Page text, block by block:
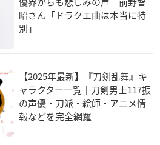
昭さん「ドラクエ曲は本当に特
別」
【2025年最新】『刀剣乱舞』キ
ャラクター一覧｜刀剣男士117振
の声優・刀派・絵師・アニメ情
報などを完全網羅